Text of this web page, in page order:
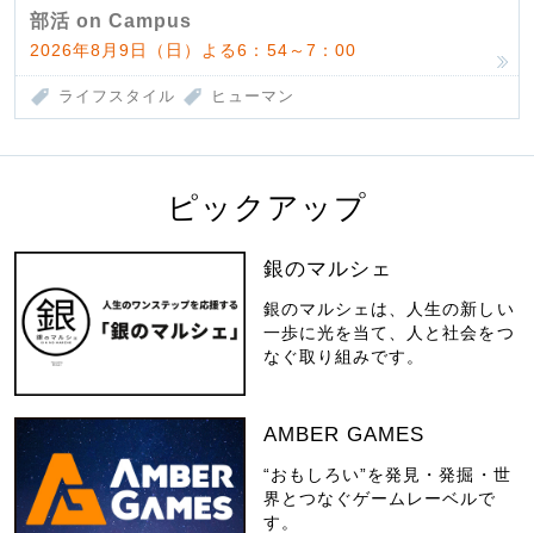
部活 on Campus
2026年8月9日（日）よる6：54～7：00
ライフスタイル ヒューマン
ピックアップ
銀のマルシェ
銀のマルシェは、人生の新しい
一歩に光を当て、人と社会をつ
なぐ取り組みです。
AMBER GAMES
“おもしろい”を発見・発掘・世
界とつなぐゲームレーベルで
す。